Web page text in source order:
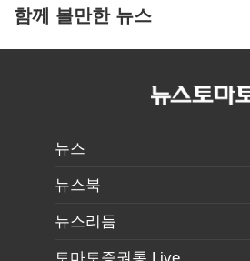
함께 볼만한 뉴스
뉴스
뉴스북
뉴스리듬